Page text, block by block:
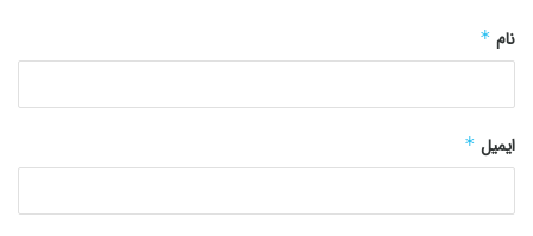
نام *
ایمیل *